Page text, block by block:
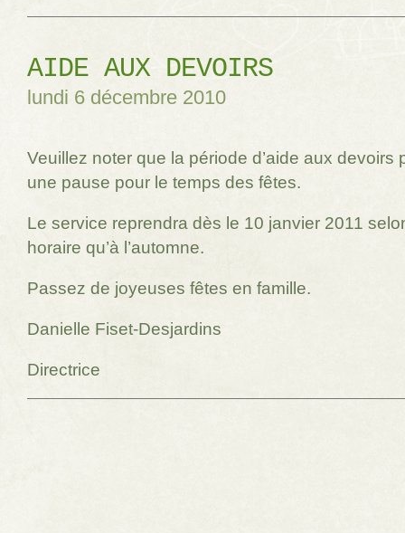
AIDE AUX DEVOIRS
lundi 6 décembre 2010
Veuillez noter que la période d’aide aux devoirs
une pause pour le temps des fêtes.
Le service reprendra dès le 10 janvier 2011
horaire qu’à l’automne.
Passez de joyeuses fêtes en famille.
Danielle Fiset-Desjardins
Directrice